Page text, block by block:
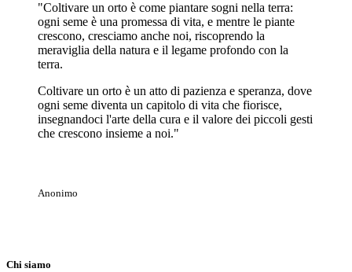
"Coltivare un orto è come piantare sogni nella terra:
ogni seme è una promessa di vita, e mentre le piante
crescono, cresciamo anche noi, riscoprendo la
meraviglia della natura e il legame profondo con la
terra.
Coltivare un orto è un atto di pazienza e speranza, dove
ogni seme diventa un capitolo di vita che fiorisce,
insegnandoci l'arte della cura e il valore dei piccoli gesti
che crescono insieme a noi."
Anonimo
Chi siamo